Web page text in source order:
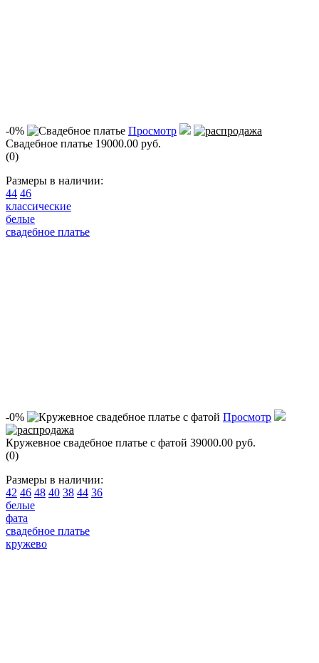
-0%
Просмотр
Свадебное платье 19000.00 руб.
(0)
Размеры в наличии:
44 46
классические
белые
свадебное платье
-0% Просмотр
Кружевное свадебное платье с фатой 39000.00 руб.
(0)
Размеры в наличии:
42 46 48 40 38 44 36
белые
фата
свадебное платье
кружево